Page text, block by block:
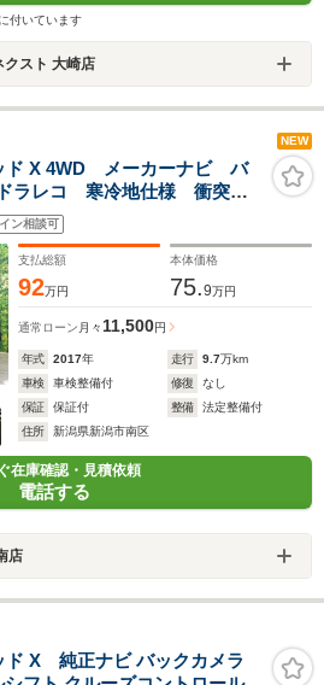
付いています
クスト 大崎店
NEW
ド X 4WD メーカーナビ バ
ラレコ 寒冷地仕様 衝突被
禁煙車 ハーフレザーシー
ド ETC オートエアコ
ン相談可
支払総額
92万円
本体価格
75.9万円
通常ローン 月々11,500円
年式 2017年 走行 9.7万km
車検
車検整備付 修復
なし
保証
保証付 整備
法定整備付
住所
新潟県新潟市南区
在庫確認・見積依頼
電話する
店
X 純正ナビ バックカメラ